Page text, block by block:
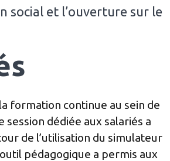
social et l’ouverture sur le
formation continue au sein de
session dédiée aux salariés a
de l’utilisation du simulateur
pédagogique a permis aux